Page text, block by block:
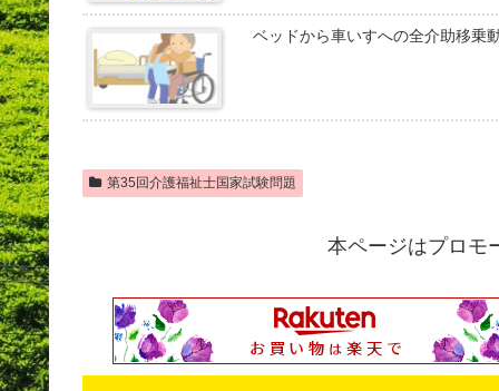
ベッドから車いすへの全介助移乗
第35回介護福祉士国家試験問題
本ページはプロモ